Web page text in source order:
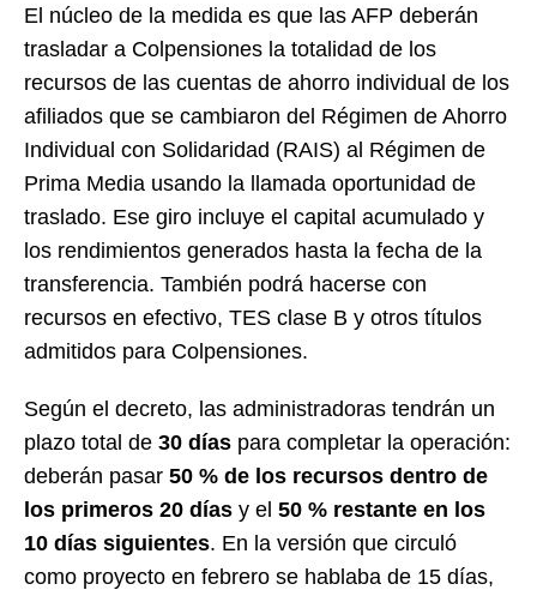
El núcleo de la medida es que las AFP deberán
trasladar a Colpensiones la totalidad de los
recursos de las cuentas de ahorro individual de los
afiliados que se cambiaron del Régimen de Ahorro
Individual con Solidaridad (RAIS) al Régimen de
Prima Media usando la llamada oportunidad de
traslado. Ese giro incluye el capital acumulado y
los rendimientos generados hasta la fecha de la
transferencia. También podrá hacerse con
recursos en efectivo, TES clase B y otros títulos
admitidos para Colpensiones.
Según el decreto, las administradoras tendrán un
plazo total de 30 días para completar la operación:
deberán pasar 50 % de los recursos dentro de
los primeros 20 días y el 50 % restante en los
10 días siguientes. En la versión que circuló
como proyecto en febrero se hablaba de 15 días,